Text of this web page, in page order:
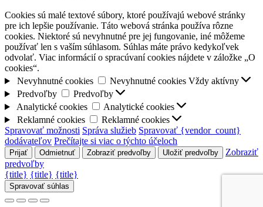
Cookies sú malé textové súbory, ktoré používajú webové stránky
pre ich lepšie používanie. Táto webová stránka používa rôzne
cookies. Niektoré sú nevyhnutné pre jej fungovanie, iné môžeme
používať len s vaším súhlasom. Súhlas máte právo kedykoľvek
odvolať. Viac informácií o spracúvaní cookies nájdete v záložke „O
cookies“.
Nevyhnutné cookies
Nevyhnutné cookies Vždy aktívny
Predvoľby
Predvoľby
Analytické cookies
Analytické cookies
Reklamné cookies
Reklamné cookies
Spravovať možnosti Správa služieb Spravovať {vendor_count}
dodávateľov Prečítajte si viac o týchto účeloch
Prijať Odmietnuť Zobraziť predvoľby Uložiť predvoľby
Zobraziť
predvoľby
{title} {title} {title}
Spravovať súhlas